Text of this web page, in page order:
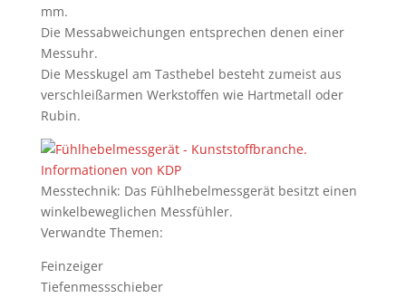
mm.
Die Messabweichungen entsprechen denen einer
Messuhr.
Die Messkugel am Tasthebel besteht zumeist aus
verschleißarmen Werkstoffen wie Hartmetall oder
Rubin.
Messtechnik: Das Fühlhebelmessgerät besitzt einen
winkelbeweglichen Messfühler.
Verwandte Themen:
Feinzeiger
Tiefenmessschieber